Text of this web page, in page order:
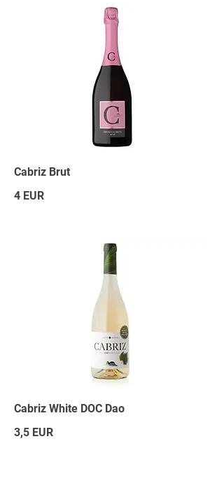
Cabriz Brut
4 EUR
Cabriz White DOC Dao
3,5 EUR